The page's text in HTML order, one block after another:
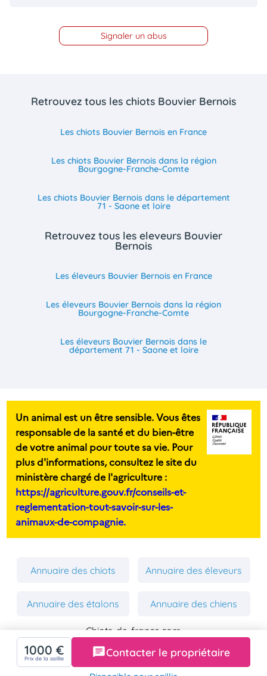
1000 €
Prix de la saillie Contacter le propriétaire
Signaler un abus
Retrouvez tous les chiots Bouvier Bernois
Les chiots Bouvier Bernois en France
Les chiots Bouvier Bernois dans la région
Bourgogne-Franche-Comte
Les chiots Bouvier Bernois dans le département
71 - Saone et loire
Retrouvez tous les eleveurs Bouvier
Bernois
Les éleveurs Bouvier Bernois en France
Les éleveurs Bouvier Bernois dans la région
Bourgogne-Franche-Comte
Les éleveurs Bouvier Bernois dans le
département 71 - Saone et loire
Un animal est un être sensible. Vous êtes
responsable de la santé et du bien-être
de votre animal pour toute sa vie. Pour
plus d'informations, consultez le site du
ministère chargé de l'agriculture :
https://agriculture.gouv.fr/conseils-et-
reglementation-tout-savoir-sur-les-
animaux-de-compagnie.
Annuaire des chiots Annuaire des éleveurs
Annuaire des étalons Annuaire des chiens
Chiots-de-france.com
Mentions Légales
Politique de Confidentialité